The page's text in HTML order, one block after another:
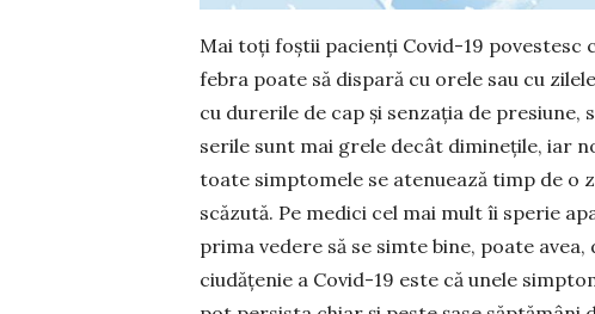
Mai toți foștii pacienți Covid-19 povestesc
febra poate să dispară cu orele sau cu
cu durerile de cap și sen­zația de
serile sunt mai grele decât dimi­nețile, iar
toate simptomele se ate­nuează timp de o
scăzută. Pe medici cel mai mult îi sperie
prima vedere să se simte bine, poate
ciudățenie a Covid-19 este că unele